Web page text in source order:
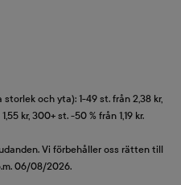
och yta): 1-49 st. från 2,38 kr,
kr, 300+ st. -50 % från 1,19 kr.
Vi förbehåller oss rätten till
06/08/2026.